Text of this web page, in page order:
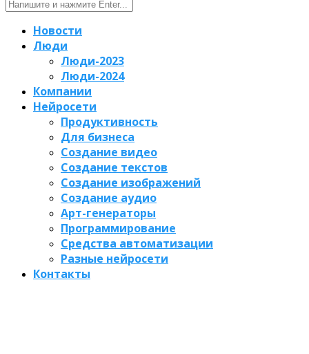
Новости
Люди
Люди-2023
Люди-2024
Компании
Нейросети
Продуктивность
Для бизнеса
Создание видео
Создание текстов
Создание изображений
Создание аудио
Арт-генераторы
Программирование
Средства автоматизации
Разные нейросети
Контакты